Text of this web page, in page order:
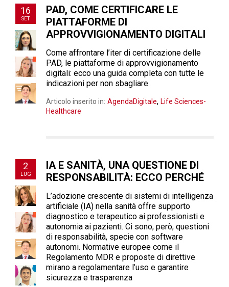
16
SET
PAD, COME CERTIFICARE LE
PIATTAFORME DI
APPROVVIGIONAMENTO DIGITALI
Come affrontare l’iter di certificazione delle
PAD, le piattaforme di approvvigionamento
digitali: ecco una guida completa con tutte le
indicazioni per non sbagliare
Articolo inserito in: AgendaDigitale, Life Sciences-
Healthcare
2
LUG
IA E SANITÀ, UNA QUESTIONE DI
RESPONSABILITÀ: ECCO PERCHÉ
L’adozione crescente di sistemi di intelligenza
artificiale (IA) nella sanità offre supporto
diagnostico e terapeutico ai professionisti e
autonomia ai pazienti. Ci sono, però, questioni
di responsabilità, specie con software
autonomi. Normative europee come il
Regolamento MDR e proposte di direttive
mirano a regolamentare l’uso e garantire
sicurezza e trasparenza